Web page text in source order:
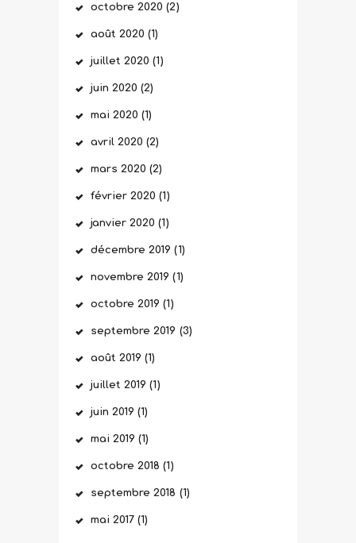
octobre2020 (2)
août 2020 (1)
juillet2020 (1)
juin 2020 (2)
mai 2020 (1)
avril 2020 (2)
mars 2020 (2)
février2020 (1)
janvier2020 (1)
décembre2019 (1)
novembre2019 (1)
octobre2019 (1)
septembre2019 (3)
août 2019 (1)
juillet2019 (1)
juin 2019 (1)
mai 2019 (1)
octobre2018 (1)
septembre2018 (1)
mai 2017 (1)